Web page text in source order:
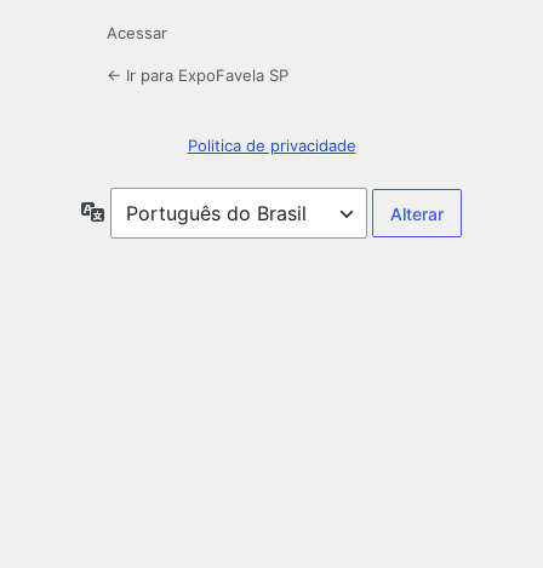
Acessar
← Ir para ExpoFavela SP
Politica de privacidade
Idioma